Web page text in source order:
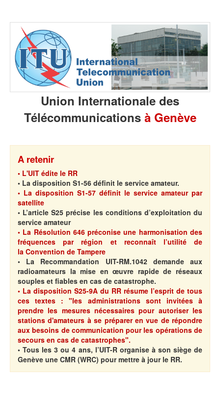
Union Internationale des
Télécommunicationsà Genève
A retenir
• L'UIT édite le RR
• La disposition S1-56 définit le service amateur.
• La disposition S1-57 définit le service amateur par
satellite
• L’article S25précise lesconditions d’exploitation du
service amateur
• La Résolution 646préconise une harmonisation des
fréquences par région et reconnaît l’utilité de
la Convention de Tampere
• La Recommandation UIT-RM.1042 demande aux
radioamateurs la mise en œuvre rapide de réseaux
souples et fiables en cas de catastrophe.
• La disposition S25-9A du RR résume l’esprit de tous
ces textes : "les administrations sont invitées à
prendre les mesures nécessaires pour autoriser les
stations d'amateurs à se préparer en vue de répondre
aux besoins de communication pour les opérations de
secours en cas de catastrophes".
• Tous les 3 ou 4 ans, l’UIT-R organiseà son siège de
Genève une CMR (WRC) pour mettre à jour le RR.